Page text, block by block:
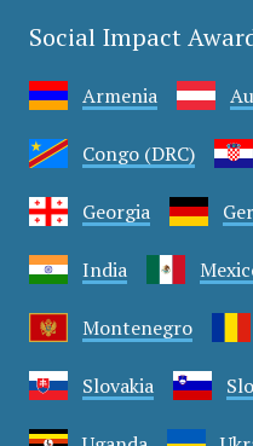
Social Impact
Armenia
Congo (DRC)
Georgia
India
Montenegro
Slovakia